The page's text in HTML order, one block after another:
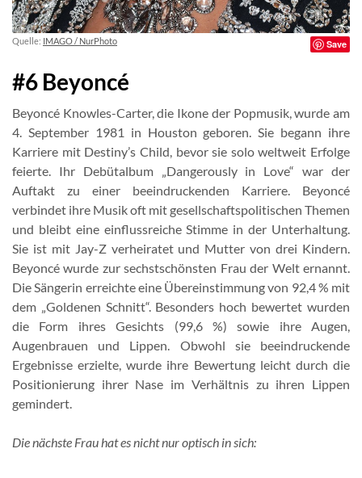
Quelle: IMAGO / NurPhoto Save
#6 Beyoncé
Beyoncé Knowles-Carter, die Ikone der Popmusik, wurde am
4. September 1981 in Houston geboren. Sie begann ihre
Karriere mit Destiny’s Child, bevor sie solo weltweit Erfolge
feierte. Ihr Debütalbum „Dangerously in Love“ war der
Auftakt zu einer beeindruckenden Karriere. Beyoncé
verbindet ihre Musik oft mit gesellschaftspolitischen Themen
und bleibt eine einflussreiche Stimme in der Unterhaltung.
Sie ist mit Jay-Z verheiratet und Mutter von drei Kindern.
Beyoncé wurde zur sechstschönsten Frau der Welt ernannt.
Die Sängerin erreichte eine Übereinstimmung von 92,4 % mit
dem „Goldenen Schnitt“. Besonders hoch bewertet wurden
die Form ihres Gesichts (99,6 %) sowie ihre Augen,
Augenbrauen und Lippen. Obwohl sie beeindruckende
Ergebnisse erzielte, wurde ihre Bewertung leicht durch die
Positionierung ihrer Nase im Verhältnis zu ihren Lippen
gemindert.
Die nächste Frau hat es nicht nur optisch in sich: